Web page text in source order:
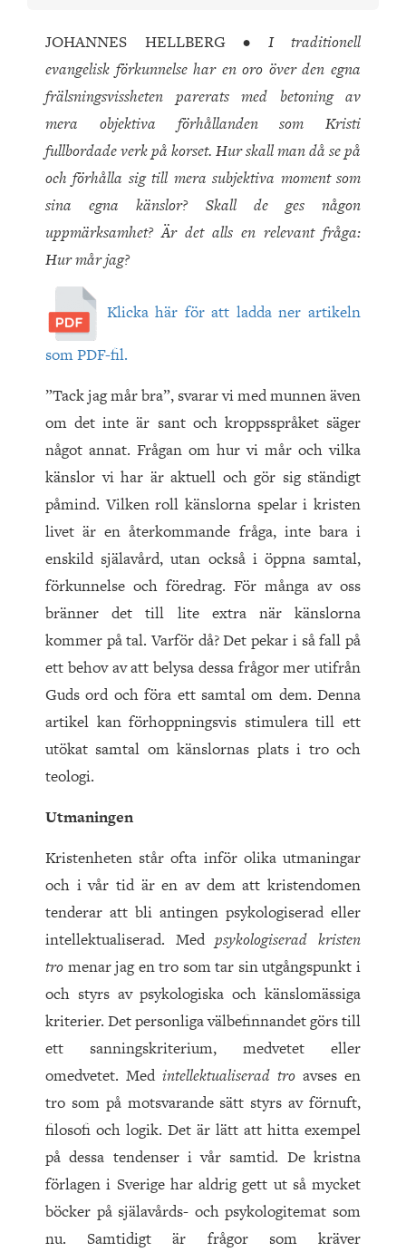
JOHANNES HELLBERG • I traditionell
evangelisk förkunnelse har en oro över den egna
frälsningsvissheten parerats med betoning av
mera objektiva förhållanden som Kristi
fullbordade verk på korset. Hur skall man då se på
och förhålla sig till mera subjektiva moment som
sina egna känslor? Skall de ges någon
uppmärksamhet? Är det alls en relevant fråga:
Hur mår jag?
Klicka här för att ladda ner artikeln
som PDF-fil.
”Tack jag mår bra”, svarar vi med munnen även
om det inte är sant och kroppsspråket säger
något annat. Frågan om hur vi mår och vilka
känslor vi har är aktuell och gör sig ständigt
påmind. Vilken roll känslorna spelar i kristen
livet är en återkommande fråga, inte bara i
enskild själavård, utan också i öppna samtal,
förkunnelse och föredrag. För många av oss
bränner det till lite extra när känslorna
kommer på tal. Varför då? Det pekar i så fall på
ett behov av att belysa dessa frågor mer utifrån
Guds ord och föra ett samtal om dem. Denna
artikel kan förhoppningsvis stimulera till ett
utökat samtal om känslornas plats i tro och
teologi.
Utmaningen
Kristenheten står ofta inför olika utmaningar
och i vår tid är en av dem att kristendomen
tenderar att bli antingen psykologiserad eller
intellektualiserad. Medpsykologiserad kristen
tro menar jag en tro som tar sin utgångspunkt i
och styrs av psykologiska och känslomässiga
kriterier. Det personliga välbefinnandet görs till
ett sanningskriterium, medvetet eller
omedvetet. Med intellektualiserad tro avses en
tro som på motsvarande sätt styrs av förnuft,
filosofi och logik. Det är lätt att hitta exempel
på dessa tendenser i vår samtid. De kristna
förlagen i Sverige har aldrig gett ut så mycket
böcker på själavårds- och psykologitemat som
nu. Samtidigt är frågor som kräver